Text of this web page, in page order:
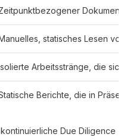
statisches Lesen von
Arbeitsstränge, die sich
Berichte, die in
Due Diligence